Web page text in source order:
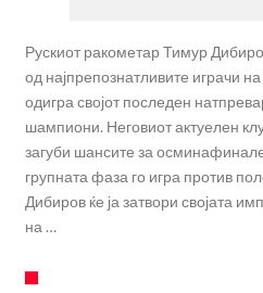
Рускиот ракометар Тимур
од најпрепознатливите играчи
одигра својот последен
шампиони. Неговиот актуелен
загуби шансите за
групната фаза го игра против
Дибиров ќе ја затвори својата
на …